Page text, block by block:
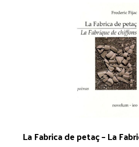
La Fabrica de petaç – La